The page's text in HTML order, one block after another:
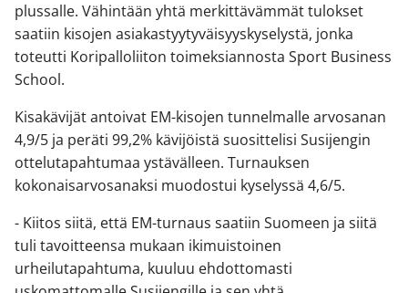
plussalle. Vähintään yhtä merkittävämmät tulokset
saatiin kisojen asiakastyytyväisyyskyselystä, jonka
toteutti Koripalloliiton toimeksiannosta Sport Business
School.
Kisakävijät antoivat EM-kisojen tunnelmalle arvosanan
4,9/5 ja peräti 99,2% kävijöistä suosittelisi Susijengin
ottelutapahtumaa ystävälleen. Turnauksen
kokonaisarvosanaksi muodostui kyselyssä 4,6/5.
- Kiitos siitä, että EM-turnaus saatiin Suomeen ja siitä
tuli tavoitteensa mukaan ikimuistoinen
urheilutapahtuma, kuuluu ehdottomasti